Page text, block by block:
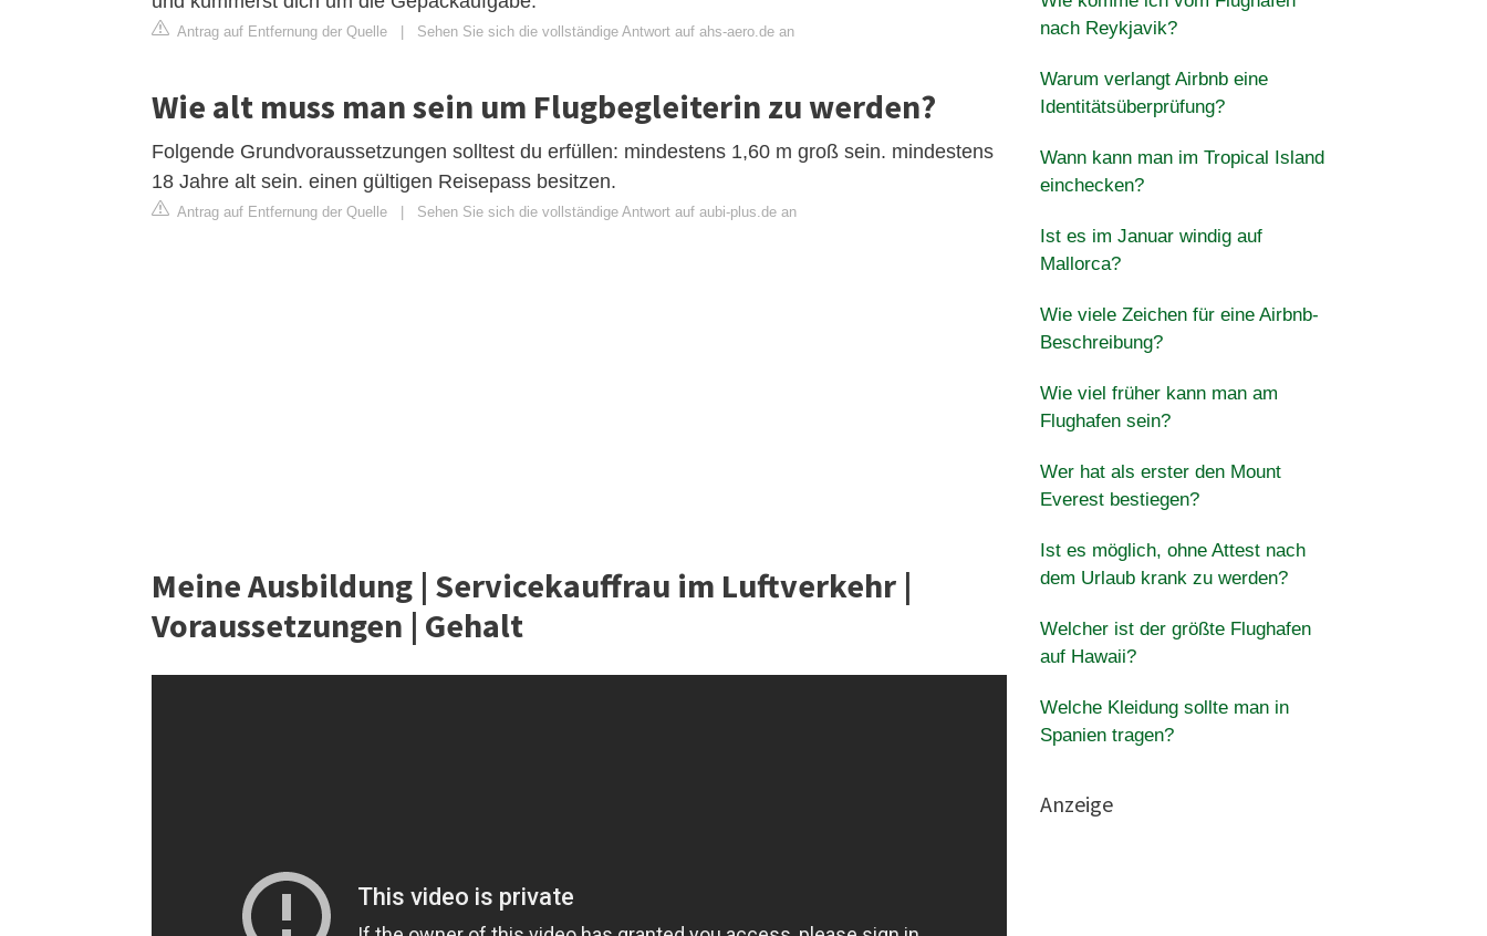
Antrag auf Entfernung der Quelle Sehen Sie sich die vollständige Antwort auf ahs-aero.de an
Wie alt muss man sein um Flugbegleiterin zu werden?
Folgende Grundvoraussetzungen solltest du erfüllen: mindestens 1,60 m groß sein. mindestens
18 Jahre alt sein. einen gültigen Reisepass besitzen.
Antrag auf Entfernung der Quelle Sehen Sie sich die vollständige Antwort auf aubi-plus.de an
Meine Ausbildung | Servicekauffrau im Luftverkehr |
Voraussetzungen | Gehalt
nach Reykjavik?
Warum verlangt Airbnb eine
Identitätsüberprüfung?
Wann kann man im Tropical Island
einchecken?
Ist es im Januar windig auf
Mallorca?
Wie viele Zeichen für eine Airbnb-
Beschreibung?
Wie viel früher kann man am
Flughafen sein?
Wer hat als erster den Mount
Everest bestiegen?
Ist es möglich, ohne Attest nach
dem Urlaub krank zu werden?
Welcher ist der größte Flughafen
auf Hawaii?
Welche Kleidung sollte man in
Spanien tragen?
Anzeige